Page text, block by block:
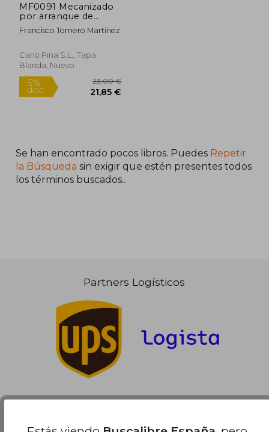
MF0091 Mecanizado
por arranque de
viruta
Francisco Tornero Martínez
Cano Pina S.L., Tapa
Blanda, Nuevo
Se han encontrado pocos libros. Puedes Repetir
la Búsqueda sin exigir que estén presentes todos
los términos buscados..
Partners Logísticos